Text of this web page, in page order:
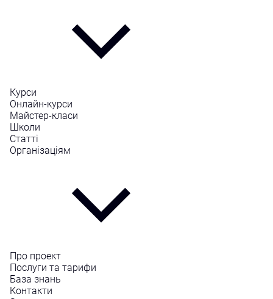
Курси
Онлайн-курси
Майстер-класи
Школи
Статті
Організаціям
Про проект
Послуги та тарифи
База знань
Контакти